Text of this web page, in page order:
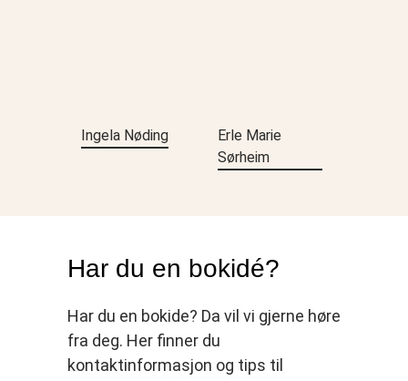
Ingela Nøding
Erle Marie
Sørheim
Har du en bokidé?
Har du en bokide? Da vil vi gjerne høre
fra deg. Her finner du
kontaktinformasjon og tips til